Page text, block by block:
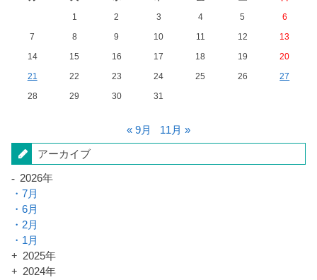
1
2 3 4 5
6
7
8 9 10 11 12
13
14
15 16 17 18 19
20
21
22 23 24 25 26
27
28
29 30 31
« 9月 11月 »
アーカイブ
2026年
7月
6月
2月
1月
2025年
2024年